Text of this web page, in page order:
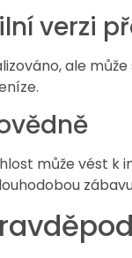
verzi
ale
může vést k